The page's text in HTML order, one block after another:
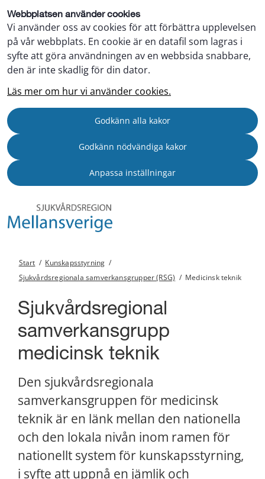
Webbplatsen använder cookies
Vi använder oss av cookies för att förbättra upplevelsen
på vår webbplats. En cookie är en datafil som lagras i
syfte att göra användningen av en webbsida snabbare,
den är inte skadlig för din dator.
Läs mer om hur vi använder cookies.
Godkänn alla kakor
Godkänn nödvändiga kakor
Anpassa inställningar
Start / Kunskapsstyrning /
Sjukvårdsregionala samverkansgrupper (RSG) / Medicinsk teknik
Sjukvårdsregional
samverkansgrupp
medicinsk teknik
Den sjukvårdsregionala
samverkansgruppen för medicinsk
teknik är en länk mellan den nationella
och den lokala nivån inom ramen för
nationellt system för kunskapsstyrning,
i syfte att uppnå en jämlik och